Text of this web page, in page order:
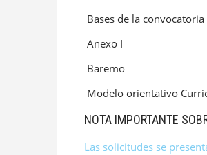
Bases de la convocatoria
Anexo I
Baremo
Modelo orientativo
NOTA IMPORTANTE
Las solicitudes se